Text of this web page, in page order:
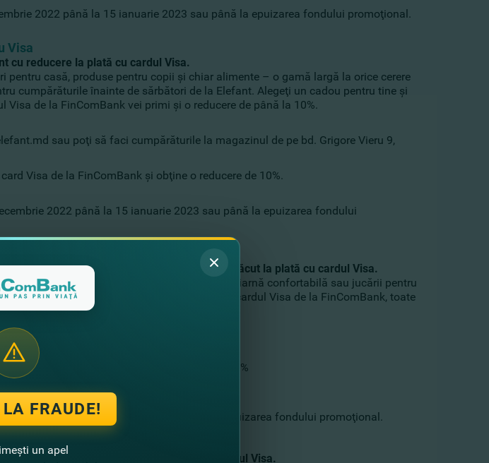
2022 până la 15 ianuarie 2023 sau până la epuizarea fondului promoţional.
Visa
cu reducere la plată cu cardul Visa.
pentru casă, produse pentru copii şi chiar alimente – o gamă largă la orice cerere
cumpărăturile înainte de sărbători de la Elefant. Alegeţi un cadou pentru tine şi
Visa de la FinComBank vei primi şi o reducere de până la 10%.
sau poţi să faci cumpărăturile la magazinul de pe bd. Grigore Vieru 9,
Visa de la FinComBank şi obţine o reducere de 10%.
2022 până la 15 ianuarie 2023 sau până la epuizarea fondului
şi pentru casă de pe smart.md cu un bonus plăcut la plată cu cardul Visa.
comod în sufragerie, un încălzitor pentru o iarnă confortabilă sau jucării pentru
va găsi ofertă pentru oricine. Iar la plată cu cardul Visa de la FinComBank, toate
la 5%.
smart.md
FinComBank
şi primeşti reducerea de până la 5%
lei per bon de casă.
2022 până la 15 ianuarie 2023 sau până la epuizarea fondului promoţional.
cu Visa
o reducere pentru călătorie la plată cu cardul Visa.
FRAUDE!
un apel